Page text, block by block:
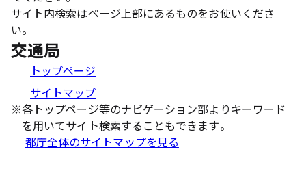
サイト内検索はページ上部にあるものをお使いくださ
い。
交通局
トップページ
サイトマップ
※各トップページ等のナビゲーション部よりキーワード
を用いてサイト検索することもできます。
都庁全体のサイトマップを見る